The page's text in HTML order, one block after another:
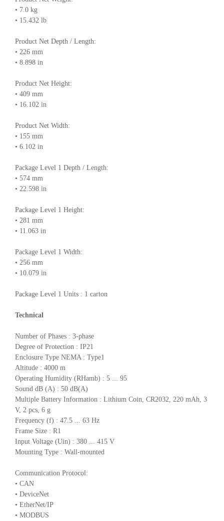
• 7.0 kg
• 15.432 lb
Product Net Depth / Length:
• 226 mm
• 8.898 in
Product Net Height:
• 409 mm
• 16.102 in
Product Net Width:
• 155 mm
• 6.102 in
Package Level 1 Depth / Length:
• 574 mm
• 22.598 in
Package Level 1 Height:
• 281 mm
• 11.063 in
Package Level 1 Width:
• 256 mm
• 10.079 in
Package Level 1 Units : 1 carton
Technical
Number of Phases : 3-phase
Degree of Protection : IP21
Enclosure Type NEMA : Type1
Altitude : 4000 m
Operating Humidity (RHamb) : 5 ... 95
Sound dB (A) : 50 dB(A)
Multiple Battery Information : Lithium Coin, CR2032, 220 mAh, 3
V, 2 pcs, 6 g
Frequency (f) : 47.5 ... 63 Hz
Frame Size : R1
Input Voltage (Uin) : 380 ... 415 V
Mounting Type : Wall-mounted
Communication Protocol:
• CAN
• DeviceNet
• EtherNet/IP
• MODBUS